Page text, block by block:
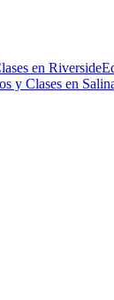
en Riverside
y Clases en